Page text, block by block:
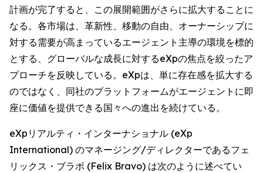
計画が完了すると、この展開範囲がさらに拡大することに
なる。各市場は、革新性、移動の自由、オーナーシップに
対する需要が高まっているエージェント主導の環境を標的
とする、グローバルな成長に対するeXpの焦点を絞ったア
プローチを反映している。eXpは、単に存在感を拡大する
のではなく、同社のプラットフォームがエージェントに即
座に価値を提供できる国々への進出を続けている。
eXpリアルティ・インターナショナル (eXp
International) のマネージング/ディレクターであるフェ
リックス・ブラボ (Felix Bravo) は次のように述べてい